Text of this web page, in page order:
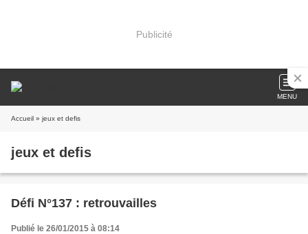
Publicité
MENU
Accueil » jeux et defis
jeux et defis
Défi N°137 : retrouvailles
Publié le 26/01/2015 à 08:14